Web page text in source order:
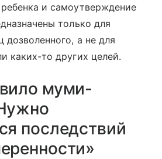
и самоутверждение
только для
дозволенного, а не для
каких-то других целей.
муми-
последствий